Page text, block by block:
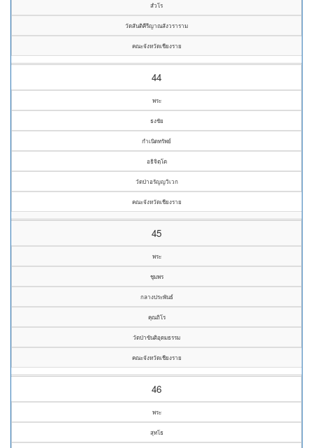
สํวโร
วัดสันติคีรีญาณสังวราราม
คณะจังหวัดเชียงราย
44
พระ
ธงชัย
กำเนิดทรัพย์
อธิจิตฺโต
วัดป่าอรัญญวิเวก
คณะจังหวัดเชียงราย
45
พระ
ชุมพร
กลางประพันธ์
คุณถิโร
วัดป่าขันติอุดมธรรม
คณะจังหวัดเชียงราย
46
พระ
สุทโธ